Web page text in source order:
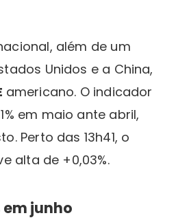
além de um
Unidos e a China,
americano. O indicador
em maio ante abril,
Perto das 13h41, o
alta de +0,03%.
em junho